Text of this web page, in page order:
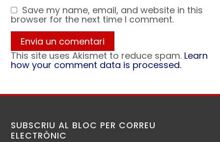
Save my name, email, and website in this
browser for the next time I comment.
This site uses Akismet to reduce spam. Learn
how your comment data is processed.
SUBSCRIU AL BLOC PER CORREU
ELECTRÒNIC